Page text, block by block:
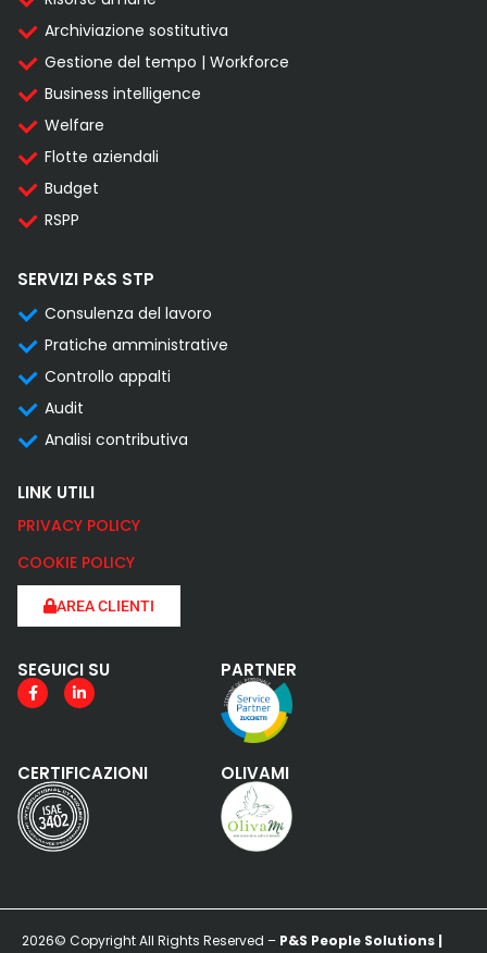
Archiviazione sostitutiva
Gestione del tempo | Workforce
Business intelligence
Welfare
Flotte aziendali
Budget
RSPP
SERVIZI P&S STP
Consulenza del lavoro
Pratiche amministrative
Controllo appalti
Audit
Analisi contributiva
LINK UTILI
PRIVACY POLICY
COOKIE POLICY
AREA CLIENTI
SEGUICI SU PARTNER
CERTIFICAZIONI OLIVAMI
2026© Copyright All Rights Reserved – P&S People Solutions |